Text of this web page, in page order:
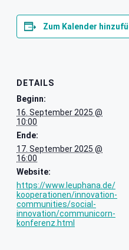
Zum Kalender
DETAILS
Beginn:
16. September 2025 @
10:00
Ende:
17. September 2025 @
16:00
Website:
https://www.leuphana.de/
kooperationen/innovation-
communities/social-
innovation/communicorn-
konferenz.html